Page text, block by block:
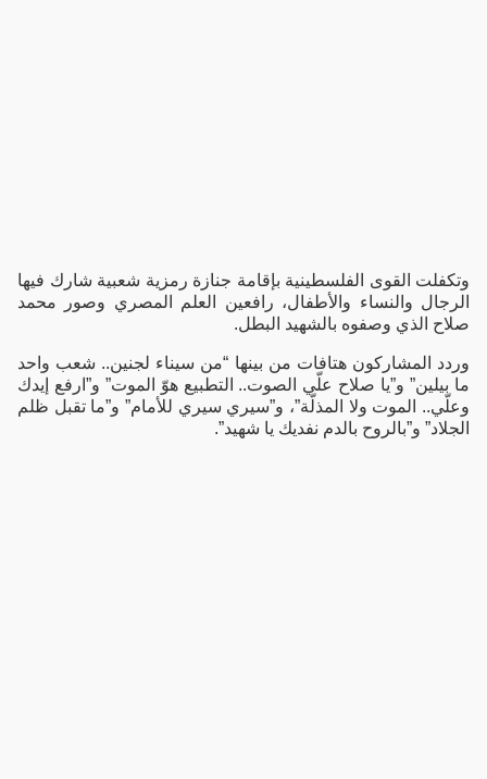
وتكفلت القوى الفلسطينية بإقامة جنازة رمزية شعبية شارك فيها
الرجال والنساء والأطفال، رافعين العلم المصري وصور محمد
صلاح الذي وصفوه بالشهيد البطل.
وردد المشاركون هتافات من بينها “من سيناء لجنين.. شعب واحد
ما بيلين” و”يا صلاح علّي الصوت.. التطبيع هوّ الموت” و”ارفع إيدك
وعلّي.. الموت ولا المذلّة”، و”سيري سيري للأمام” و”ما تقبل ظلم
الجلاد” و”بالروح بالدم نفديك يا شهيد”.